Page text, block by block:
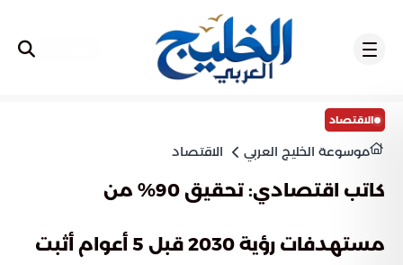
الاقتصاد
موسوعة الخليج العربي الاقتصاد
كاتب اقتصادي: تحقيق 90% من
مستهدفات رؤية 2030 قبل 5 أعوام أثبت